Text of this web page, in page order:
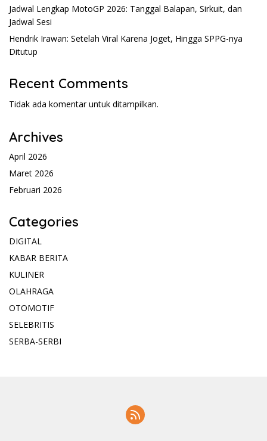
Jadwal Lengkap MotoGP 2026: Tanggal Balapan, Sirkuit, dan
Jadwal Sesi
Hendrik Irawan: Setelah Viral Karena Joget, Hingga SPPG-nya
Ditutup
Recent Comments
Tidak ada komentar untuk ditampilkan.
Archives
April 2026
Maret 2026
Februari 2026
Categories
DIGITAL
KABAR BERITA
KULINER
OLAHRAGA
OTOMOTIF
SELEBRITIS
SERBA-SERBI